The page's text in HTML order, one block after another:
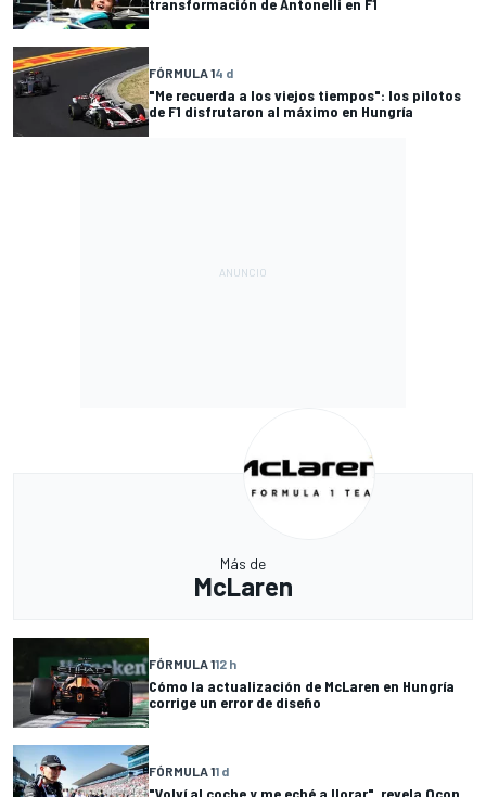
FÓRMULA 14 d
"Me recuerda a los viejos tiempos": los pilotos
de F1 disfrutaron al máximo en Hungría
Más de
McLaren
FÓRMULA 112 h
Cómo la actualización de McLaren en Hungría
corrige un error de diseño
FÓRMULA 11 d
"Volví al coche y me eché a llorar", revela Ocon